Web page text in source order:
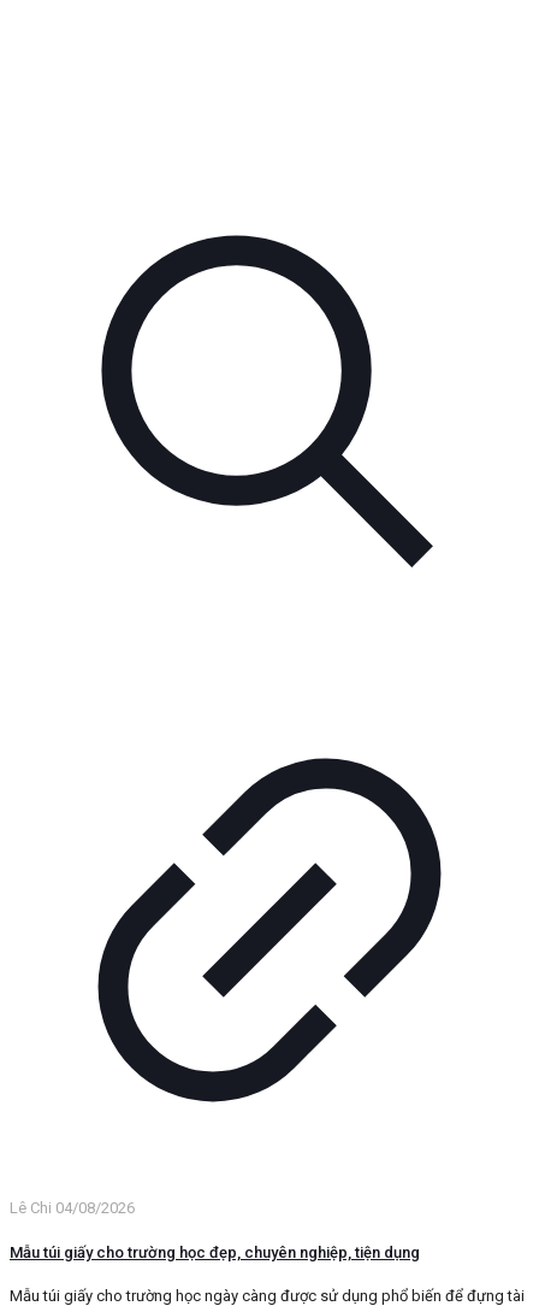
Lê Chi 04/08/2026
Mẫu túi giấy cho trường học đẹp, chuyên nghiệp, tiện dụng
Mẫu túi giấy cho trường học ngày càng được sử dụng phổ biến để đựng tài